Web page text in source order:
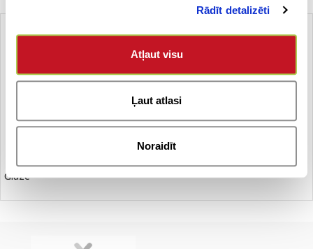
Rādīt detalizēti
Atļaut visu
Ļaut atlasi
Noraidīt
Glāze